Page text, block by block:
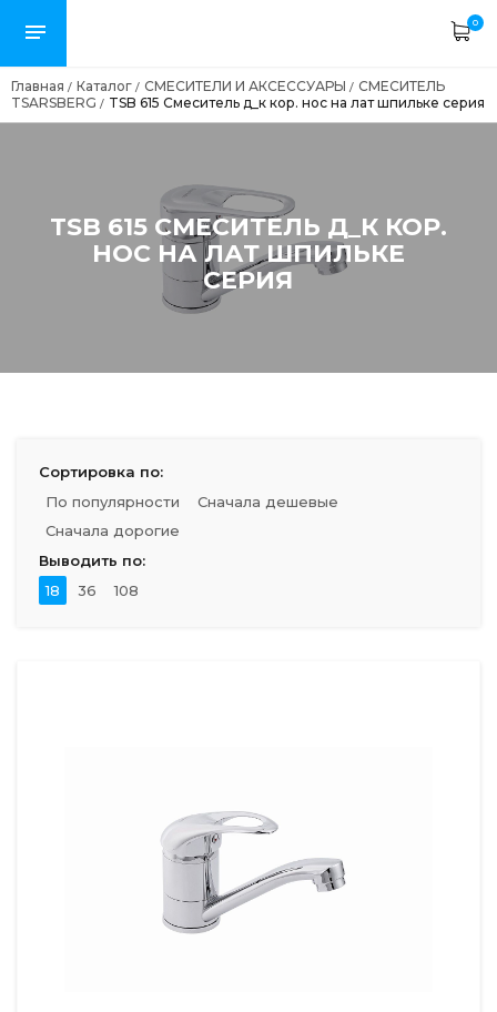
0
Главная / Каталог / СМЕСИТЕЛИ И АКСЕССУАРЫ / СМЕСИТЕЛЬ
TSARSBERG / TSB 615 Смеситель д_к кор. нос на лат шпильке серия
TSB 615 СМЕСИТЕЛЬ Д_К КОР.
НОС НА ЛАТ ШПИЛЬКЕ
СЕРИЯ
Сортировка по:
По популярности
Сначала дешевые
Сначала дорогие
Выводить по:
18
36 108